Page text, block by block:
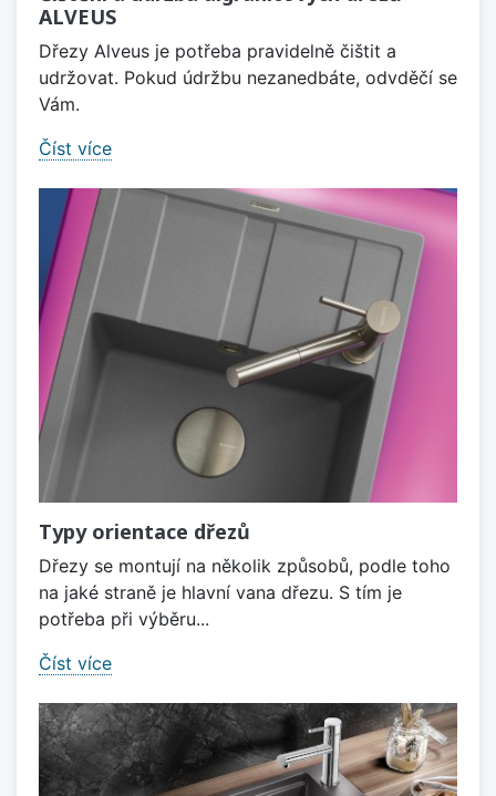
ALVEUS
Dřezy Alveus je potřeba pravidelně čištit a
udržovat. Pokud údržbu nezanedbáte, odvděčí se
Vám.
Číst více
Typy orientace dřezů
Dřezy se montují na několik způsobů, podle toho
na jaké straně je hlavní vana dřezu. S tím je
potřeba při výběru...
Číst více